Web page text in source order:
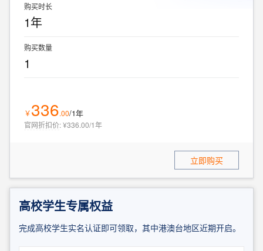
购买时长
1年
购买数量
1
￥336.00/1年
官网折扣价:¥336.00/1年
立即购买
高校学生专属权益
完成高校学生实名认证即可领取，其中港澳台地区近期开启。